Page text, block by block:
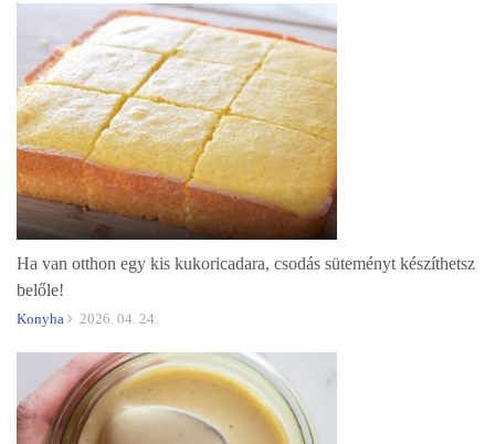
Ha van otthon egy kis kukoricadara, csodás süteményt készíthetsz
belőle!
Konyha 2026. 04. 24.